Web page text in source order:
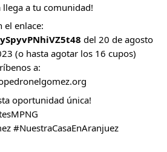
llega a tu comunidad!
el enlace:
del 20 de agosto
(o hasta agotar los 16 cupos)
a:
oportunidad única!
#NuestraCasaEnAranjuez